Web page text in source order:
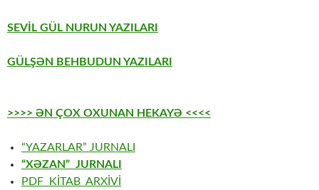
SEVİL GÜL NURUN YAZILARI
GÜLŞƏN BEHBUDUN YAZILARI
>>>> ƏN ÇOX OXUNAN HEKAYƏ <<<<
“YAZARLAR” JURNALI
“XƏZAN” JURNALI
PDF KİTAB ARXİVİ